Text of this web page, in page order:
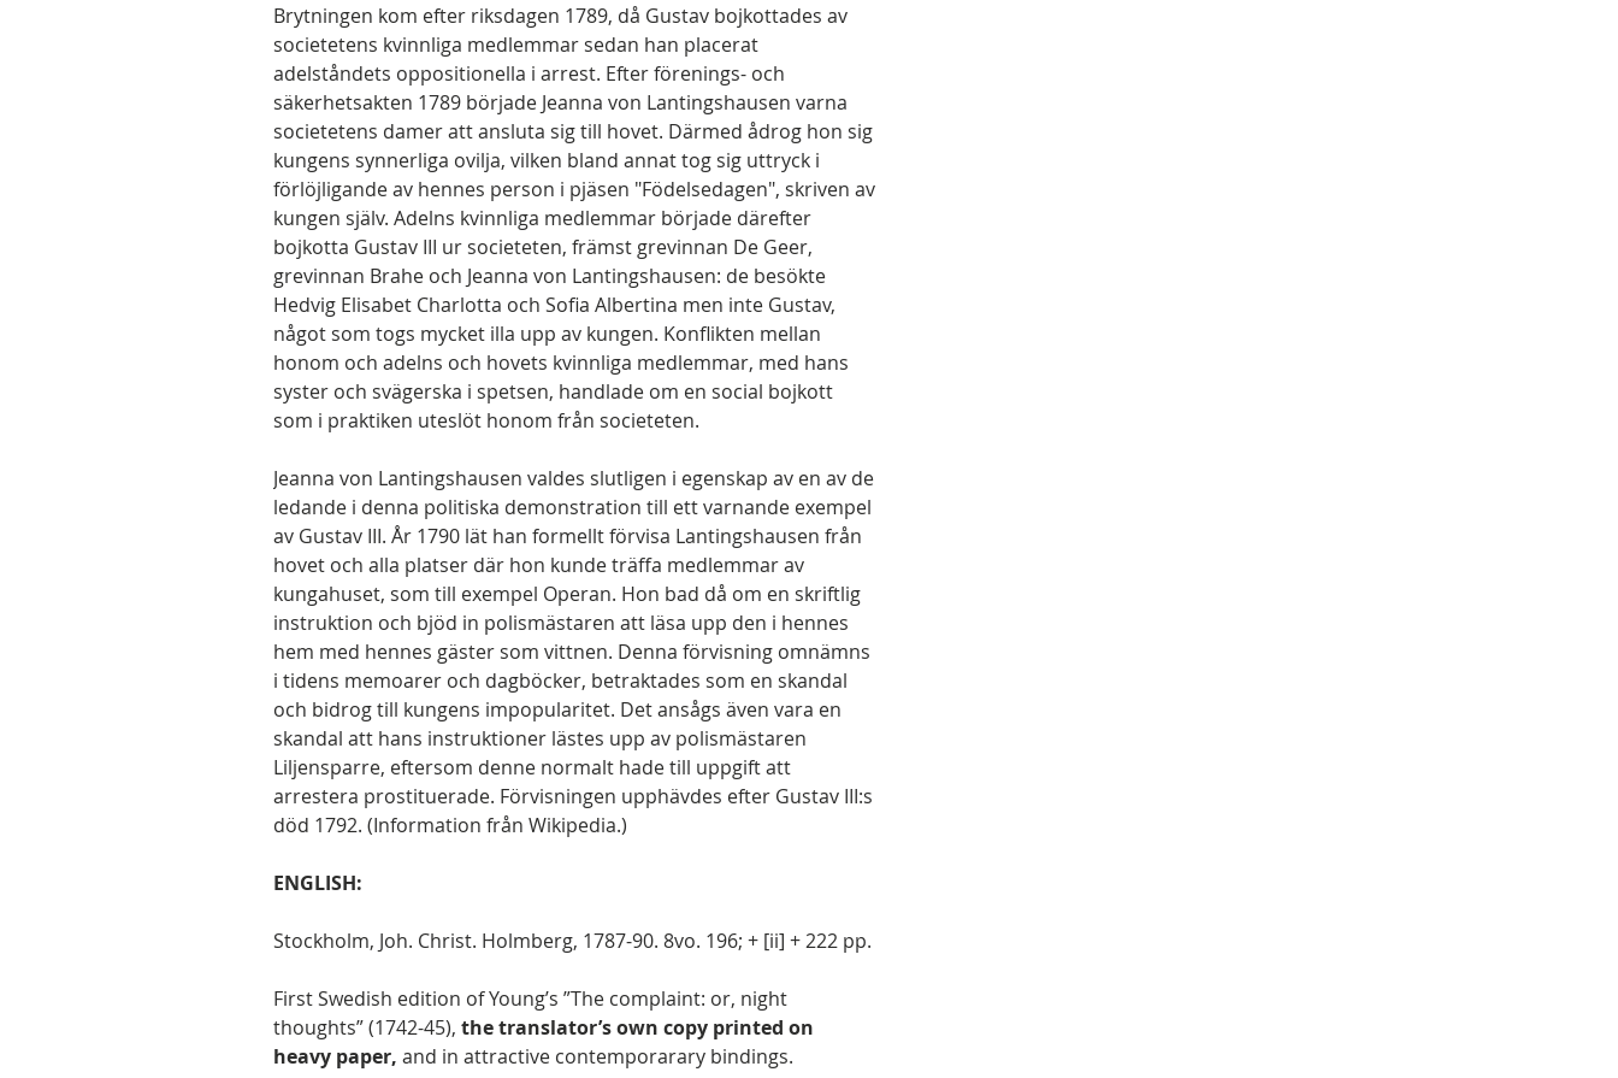
Brytningen kom efter riksdagen 1789, då Gustav bojkottades av
societetens kvinnliga medlemmar sedan han placerat
adelståndets oppositionella i arrest. Efter förenings- och
säkerhetsakten 1789 började Jeanna von Lantingshausen varna
societetens damer att ansluta sig till hovet. Därmed ådrog hon sig
kungens synnerliga ovilja, vilken bland annat tog sig uttryck i
förlöjligande av hennes person i pjäsen "Födelsedagen", skriven av
kungen själv. Adelns kvinnliga medlemmar började därefter
bojkotta Gustav III ur societeten, främst grevinnan De Geer,
grevinnan Brahe och Jeanna von Lantingshausen: de besökte
Hedvig Elisabet Charlotta och Sofia Albertina men inte Gustav,
något som togs mycket illa upp av kungen. Konflikten mellan
honom och adelns och hovets kvinnliga medlemmar, med hans
syster och svägerska i spetsen, handlade om en social bojkott
som i praktiken uteslöt honom från societeten.
Jeanna von Lantingshausen valdes slutligen i egenskap av en av de
ledande i denna politiska demonstration till ett varnande exempel
av Gustav III. År 1790 lät han formellt förvisa Lantingshausen från
hovet och alla platser där hon kunde träffa medlemmar av
kungahuset, som till exempel Operan. Hon bad då om en skriftlig
instruktion och bjöd in polismästaren att läsa upp den i hennes
hem med hennes gäster som vittnen. Denna förvisning omnämns
i tidens memoarer och dagböcker, betraktades som en skandal
och bidrog till kungens impopularitet. Det ansågs även vara en
skandal att hans instruktioner lästes upp av polismästaren
Liljensparre, eftersom denne normalt hade till uppgift att
arrestera prostituerade. Förvisningen upphävdes efter Gustav III:s
död 1792. (Information från Wikipedia.)
ENGLISH:
Stockholm, Joh. Christ. Holmberg, 1787-90. 8vo. 196; + [ii] + 222 pp.
First Swedish edition of Young’s ”The complaint: or, night
thoughts” (1742-45), the translator’s own copy printed on
heavy paper, and in attractive contemporarary bindings.